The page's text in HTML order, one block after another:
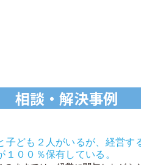
談・解決事例
子ども２人がいるが、経営す
１００％保有している。